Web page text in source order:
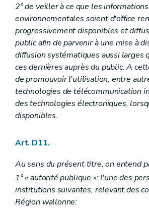
Art. R41-2
Art. R41-3
Art. R41-4
Art. R41-5
Chapitre II De l'avis
Art. R41-6
Chapitre III Des incidences
Art. R41-7
Art. R41-8
Art. R41-9
Chapitre IV Du pouvoir de
Art. R41-10
Chapitre VI
Art. R41-13
Art. R41-14
Art. R41-15
Art. R41-16
Partie IV Planification environnementale dans le cadre du
2° de veiller à ce que les informations
environnementales soient d'office
progressivement disponibles et
public afin de parvenir à une mise à
diffusion systématiques aussi larges
ces dernières auprès du public. A
de promouvoir l'utilisation, entre
technologies de télécommunication
des technologies électroniques,
disponibles.
Art. D11.
Au sens du présent titre, on entend
1° « autorité publique »: l'une des
institutions suivantes, relevant des
Région wallonne: